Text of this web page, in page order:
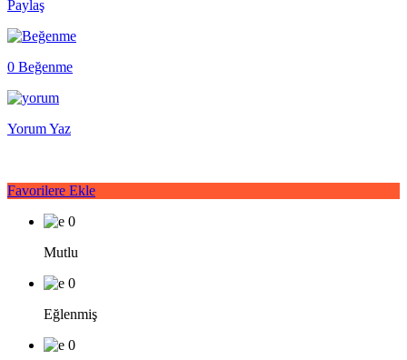
Paylaş
0 Beğenme
Yorum Yaz
Favorilere Ekle
0
Mutlu
0
Eğlenmiş
0